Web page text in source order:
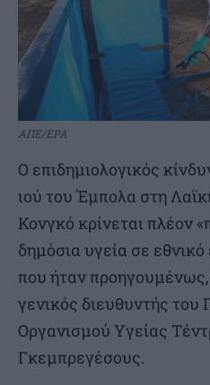
ΑΠΕ/EPA
Ο επιδημιολογικός
ιού του Έμπολα στη
Κονγκό κρίνεται πλέον
δημόσια υγεία σε
που ήταν
γενικός διευθυντής του
Οργανισμού Υγείας
Γκεμπρεγέσους.